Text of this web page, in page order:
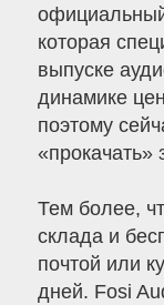
которая
выпуске
динамике
поэтому
«прокачать»
Тем более,
склада и
почтой или
дней. Fosi